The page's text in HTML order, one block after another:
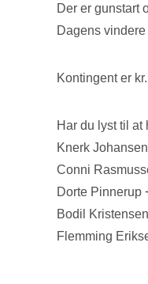
Der er gunstart
Dagens
Kontingent er
Har du lyst til
Knerk
Conni
Dorte Pinnerup
Bodil Kristensen
Flemming